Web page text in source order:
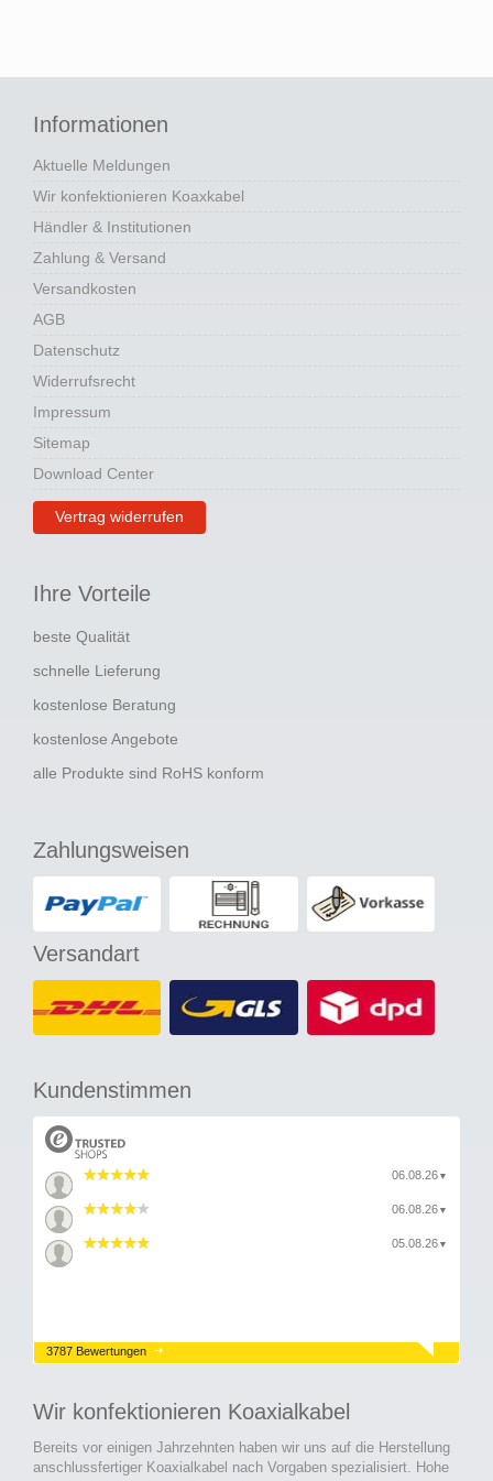
Informationen
Aktuelle Meldungen
Wir konfektionieren Koaxkabel
Händler & Institutionen
Zahlung & Versand
Versandkosten
AGB
Datenschutz
Widerrufsrecht
Impressum
Sitemap
Download Center
Vertrag widerrufen
Ihre Vorteile
beste Qualität
schnelle Lieferung
kostenlose Beratung
kostenlose Angebote
alle Produkte sind RoHS konform
Zahlungsweisen
Versandart
Kundenstimmen
06.08.26 ▼
06.08.26 ▼
05.08.26 ▼
3787 Bewertungen
Wir konfektionieren Koaxialkabel
Bereits vor einigen Jahrzehnten haben wir uns auf die Herstellung
anschlussfertiger Koaxialkabel nach Vorgaben spezialisiert. Hohe